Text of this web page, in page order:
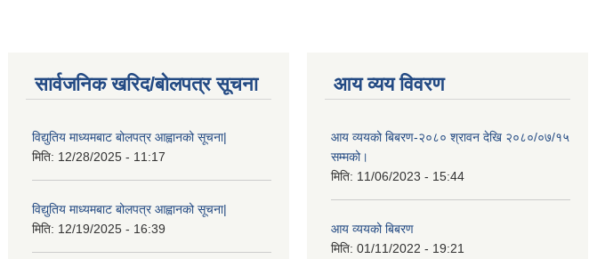
सार्वजनिक खरिद/बोलपत्र सूचना
विद्युतिय माध्यमबाट बोलपत्र आह्वानको सूचना|
मिति: 12/28/2025 - 11:17
विद्युतिय माध्यमबाट बोलपत्र आह्वानको सूचना|
मिति: 12/19/2025 - 16:39
आय व्यय विवरण
आय व्ययको बिबरण-२०८० श्रावन देखि २०८०/०७/१५
सम्मको।
मिति: 11/06/2023 - 15:44
आय व्ययको बिबरण
मिति: 01/11/2022 - 19:21